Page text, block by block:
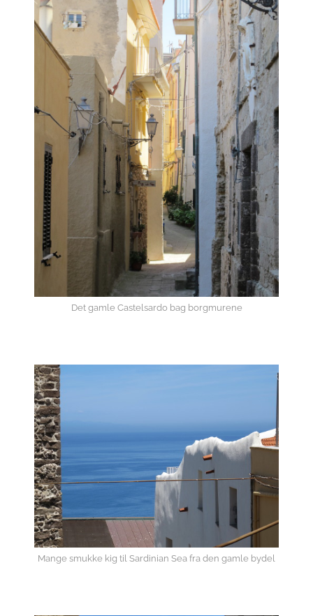
Det gamle Castelsardo bag borgmurene
Mange smukke kig til Sardinian Sea fra den gamle bydel